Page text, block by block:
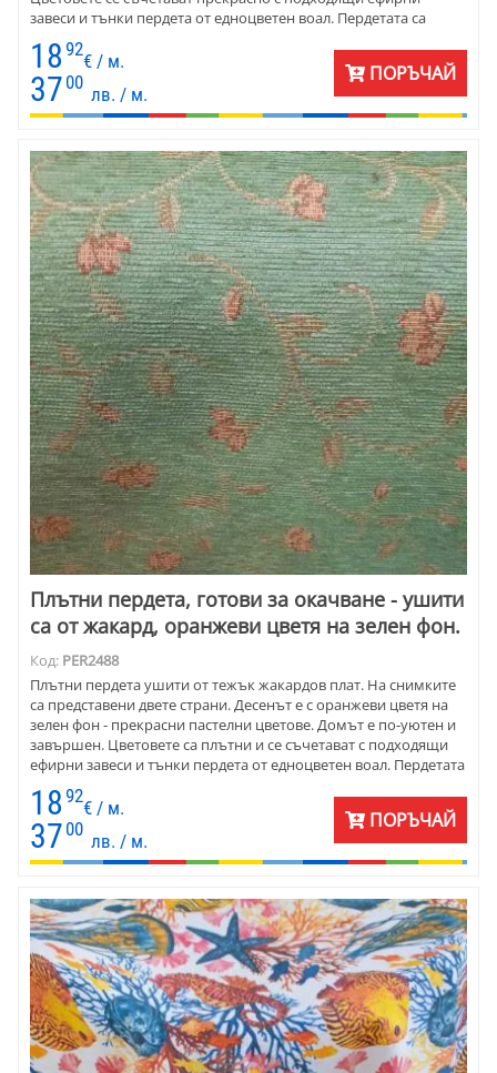
завеси и тънки пердета от едноцветен воал. Пердетата са
готови ушити с перделък. Цената е на линеен метър готово
перде. Минимално количество - 2 линейни метра готово
перде. За поръчка само на плат няма ограничения.
18 92
€ / м.
37 00
лв. / м.
ПОРЪЧАЙ
Плътни пердета, готови за окачване - ушити
са от жакард, оранжеви цветя на зелен фон.
Код: PER2488
Плътни пердета ушити от тежък жакардов плат. На снимките
са представени двете страни. Десенът е с оранжеви цветя на
зелен фон - прекрасни пастелни цветове. Домът е по-уютен и
завършен. Цветовете са плътни и се съчетават с подходящи
ефирни завеси и тънки пердета от едноцветен воал. Пердетата
са готови ушити с перделък. Цената е на линеен метър готово
перде. Минимално количество - 2 линейни метра готово
перде. За поръчка само на плат няма ограничения.
18 92
€ / м.
37 00
лв. / м.
ПОРЪЧАЙ